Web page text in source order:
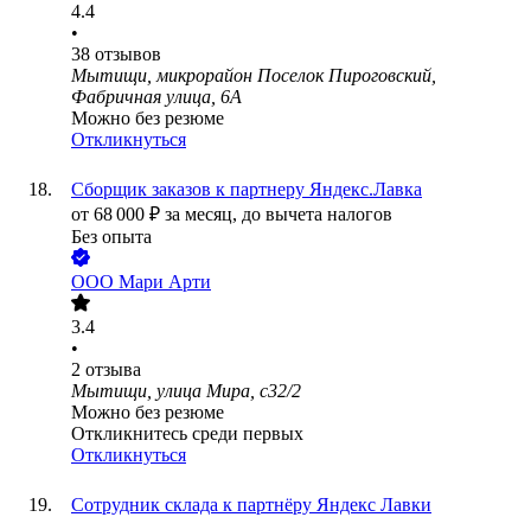
4.4
•
38 отзывов
Мытищи, микрорайон Поселок Пироговский,
Фабричная улица, 6А
Можно без резюме
Откликнуться
Сборщик заказов к партнеру Яндекс.Лавка
от 68 000 ₽ за месяц, до вычета налогов
Без опыта
ООО Мари Арти
3.4
•
2 отзыва
Мытищи, улица Мира, с32/2
Можно без резюме
Откликнитесь среди первых
Откликнуться
Сотрудник склада к партнёру Яндекс Лавки